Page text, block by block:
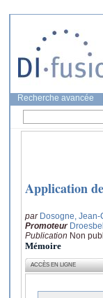
Recherche avancée
Application
par Dosogne, Jean-
Promoteur
Publication Non
Mémoire
ACCÈS EN LIGNE